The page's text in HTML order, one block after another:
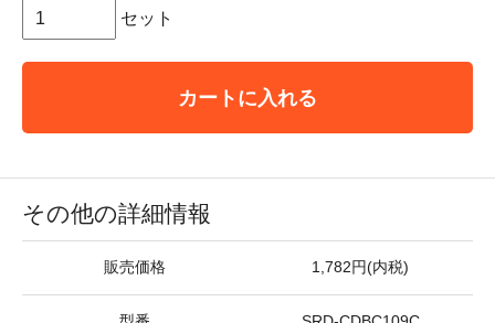
セット
カートに入れる
その他の詳細情報
販売価格 1,782円(内税)